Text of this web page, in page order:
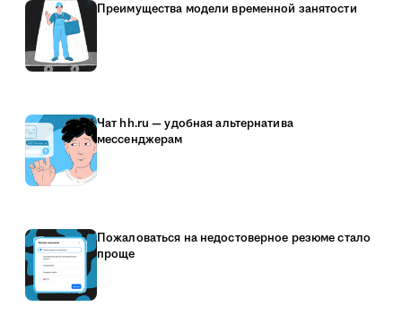
Преимущества модели временной занятости
Чат hh.ru — удобная альтернатива
мессенджерам
Пожаловаться на недостоверное резюме стало
проще